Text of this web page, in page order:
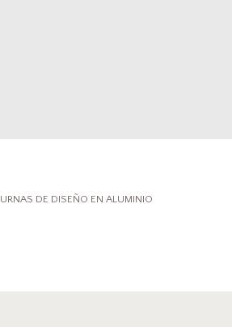
URNAS DE DISEÑO EN ALUMINIO